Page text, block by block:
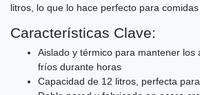
litros, lo que lo hace perfecto para comidas
Características Clave:
Aislado y térmico para mantener los
fríos durante horas
Capacidad de 12 litros, perfecta